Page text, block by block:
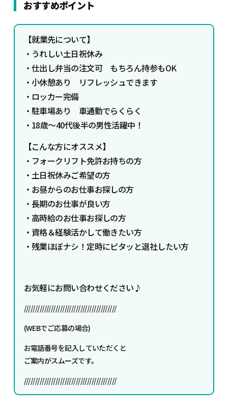
おすすめポイント
【就業先について】
・うれしい土日祝休み
・仕出し弁当の注文可 もちろん持参もOK
・小休憩あり リフレッシュできます
・ロッカー完備
・駐車場あり 車通勤でらくらく
・18歳～40代後半の男性活躍中！
【こんな方にオススメ】
・フォークリフト免許お持ちの方
・土日祝休みご希望の方
・お昼からのお仕事お探しの方
・長期のお仕事が良い方
・高時給のお仕事お探しの方
・資格＆経験活かして働きたい方
・残業ほぼナシ！定時にピタッと退社したい方
お気軽にお問い合わせください♪
/////////////////////////////////////////
(WEBでご応募の場合)
お電話番号を記入していただくと
ご案内がスムーズです。
/////////////////////////////////////////